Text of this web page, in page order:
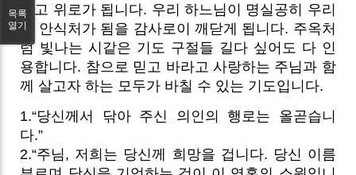
답고 위로가 됩니다. 우리 하느님이 명실공히 우리
의 안식처가 됨을 감사로이 깨닫게 됩니다. 주옥처
럼 빛나는 시같은 기도 구절들 길다 싶어도 다 인
용합니다. 참으로 믿고 바라고 사랑하는 주님과 함
께 살고자 하는 모두가 바칠 수 있는 기도입니다.
1.“당신께서 닦아 주신 의인의 행로는 올곧습니
다.”
2.“주님, 저희는 당신께 희망을 겁니다. 당신 이름
목록
열기